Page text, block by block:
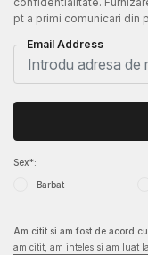
pt a primi comunicari din
Email Address
Sex*:
Barbat
Am citit si am fost de acord cu
am citit, am inteles si am luat